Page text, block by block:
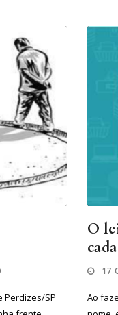
Perdizes/SP
O
17
Ao